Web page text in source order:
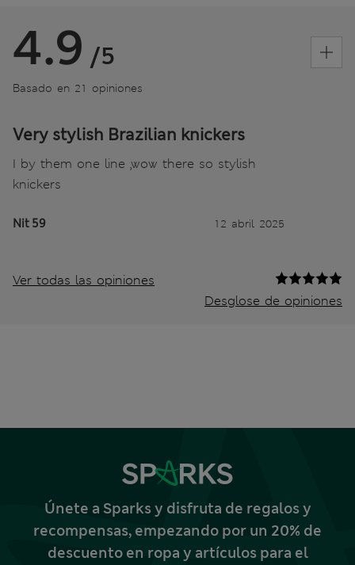
4.9 /5
Basado en 21 opiniones
Very stylish Brazilian knickers
I by them one line ,wow there so stylish
knickers
Nit 59 12 abril 2025
Ver todas las opiniones
Desglose de opiniones
Únete a Sparks y disfruta de regalos y
recompensas, empezando por un 20% de
descuento en ropa y artículos para el